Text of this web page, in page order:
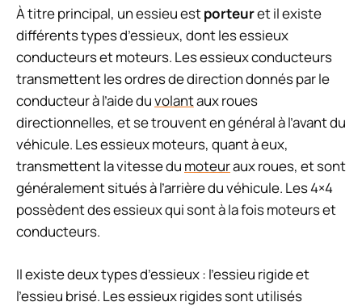
À titre principal, un essieu estporteuret il existe
différents types d’essieux, dont les essieux
conducteurs et moteurs. Les essieux conducteurs
transmettent les ordres de direction donnés par le
conducteur à l’aide duvolantaux roues
directionnelles, et se trouvent en général à l’avant du
véhicule. Les essieux moteurs, quant à eux,
transmettent la vitesse du moteuraux roues, et sont
généralement situés à l’arrière du véhicule. Les 4×4
possèdent des essieux qui sont à la fois moteurs et
conducteurs.
Il existe deux types d’essieux : l’essieu rigide et
l’essieu brisé. Les essieux rigides sont utilisés